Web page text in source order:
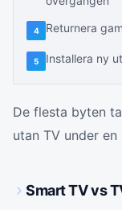
4 Returnera
5 Installera ny
De flesta byten
utan TV under
Smart TV vs